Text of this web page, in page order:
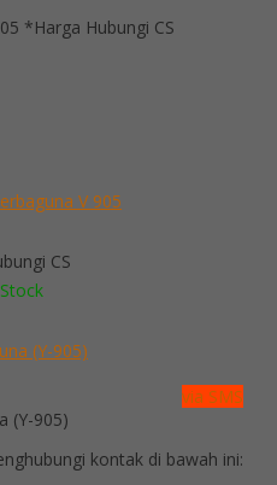
*Harga Hubungi CS
V 905
CS
via SMS
(Y-905)
kontak di bawah ini: